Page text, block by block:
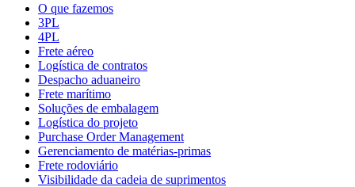
O que fazemos
3PL
4PL
Frete aéreo
Logística de contratos
Despacho aduaneiro
Frete marítimo
Soluções de embalagem
Logística do projeto
Purchase Order Management
Gerenciamento de matérias-primas
Frete rodoviário
Visibilidade da cadeia de suprimentos